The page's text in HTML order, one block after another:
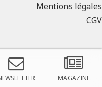
Mentions légales
CGV
MAGAZINE